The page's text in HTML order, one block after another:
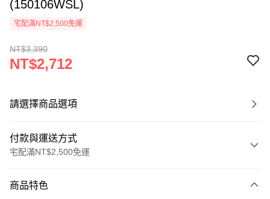
(150106WSL)
宅配滿NT$2,500免運
NT$3,390
NT$2,712
請選擇商品選項
付款與運送方式
宅配滿NT$2,500免運
信用卡一次付款
商品特色